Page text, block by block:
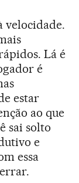
velocidade.
Lá é
é
estar
ao que
sai solto
e
essa